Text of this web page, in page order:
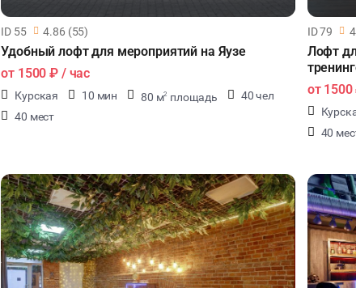
ID 55 4.86 (55)
Удобный лофт для мероприятий на Яузе
от 1500 ₽ / час
Курская 10 мин 80 м2 площадь
40 чел
40 мест
ID 79
Лофт
от 1500
40